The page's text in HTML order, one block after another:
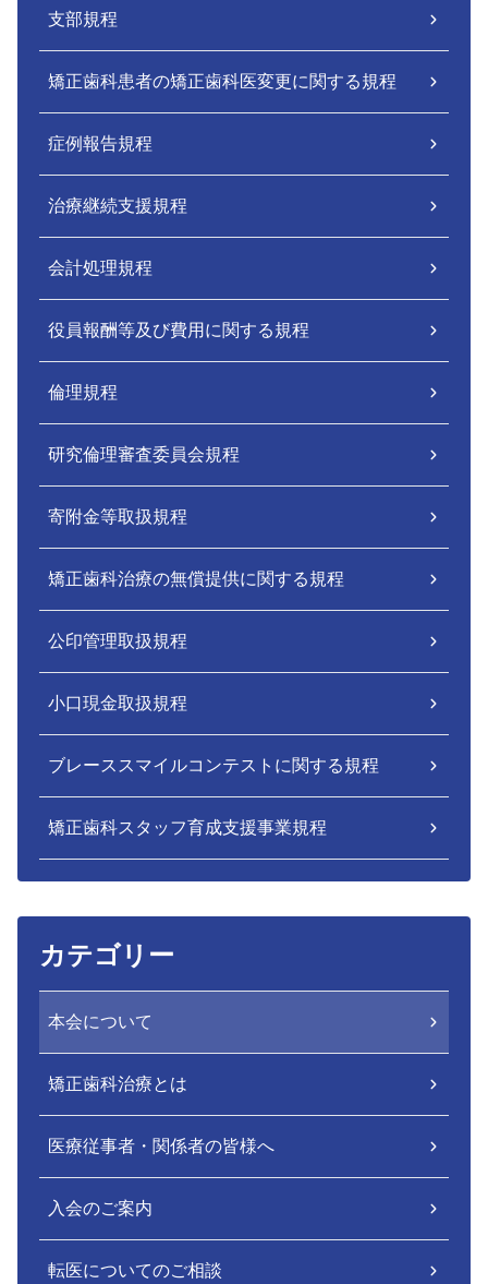
支部規程
矯正歯科患者の矯正歯科医変更に関する規程
症例報告規程
治療継続支援規程
会計処理規程
役員報酬等及び費用に関する規程
倫理規程
研究倫理審査委員会規程
寄附金等取扱規程
矯正歯科治療の無償提供に関する規程
公印管理取扱規程
小口現金取扱規程
ブレーススマイルコンテストに関する規程
矯正歯科スタッフ育成支援事業規程
カテゴリー
本会について
矯正歯科治療とは
医療従事者・関係者の皆様へ
入会のご案内
転医についてのご相談